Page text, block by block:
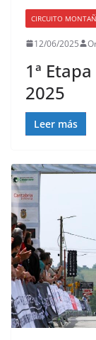
CIRCUITO
12/06/2025
1ª
2025
Leer más